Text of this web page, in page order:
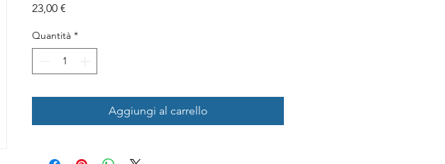
23,00 €
Quantità *
Aggiungi al carrello